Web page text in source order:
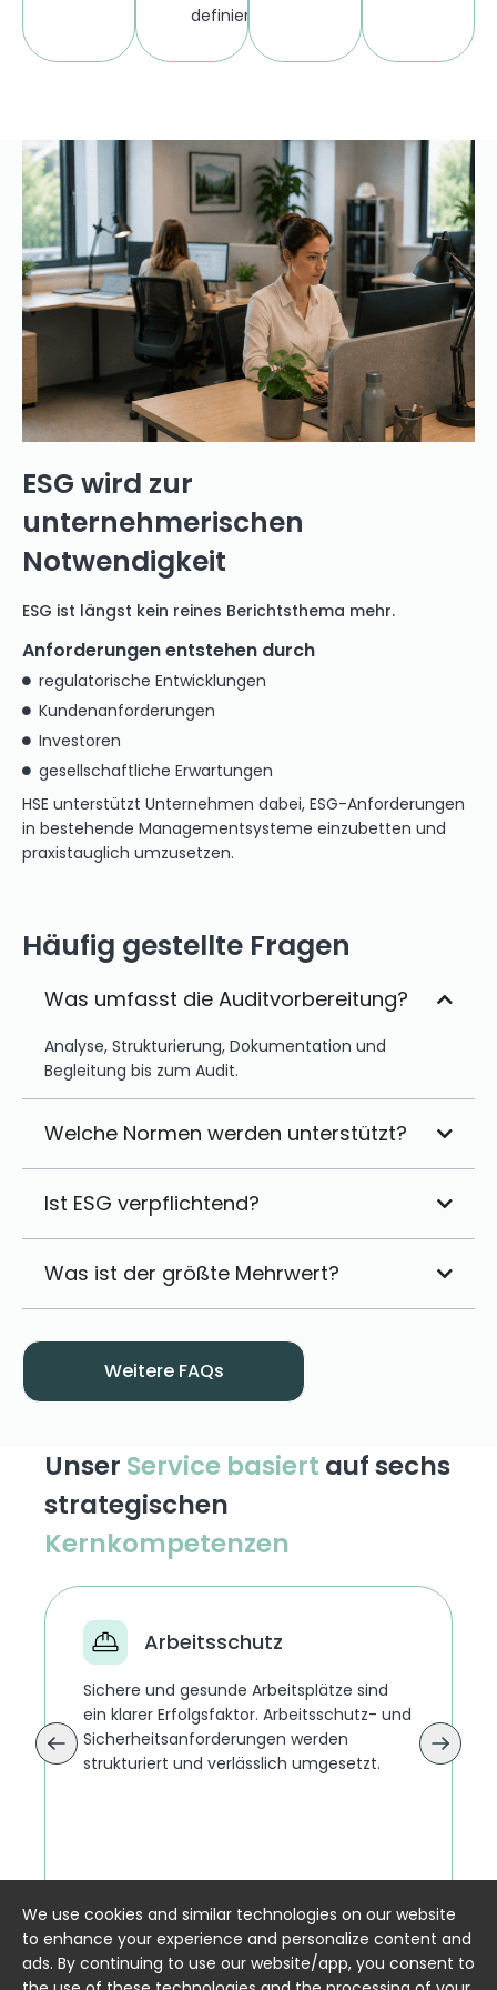
definieren
ESG wird zur
unternehmerischen
Notwendigkeit
ESG ist längst kein reines Berichtsthema mehr.
Anforderungen entstehen durch
regulatorische Entwicklungen
Kundenanforderungen
Investoren
gesellschaftliche Erwartungen
HSE unterstützt Unternehmen dabei, ESG-Anforderungen
in bestehende Managementsysteme einzubetten und
praxistauglich umzusetzen.
Häufig gestellte Fragen
Was umfasst die Auditvorbereitung?
Analyse, Strukturierung, Dokumentation und
Begleitung bis zum Audit.
Welche Normen werden unterstützt?
Ist ESG verpflichtend?
Was ist der größte Mehrwert?
Weitere FAQs
Unser Service basiert auf sechs
strategischen
Kernkompetenzen
Arbeitsschutz
Sichere und gesunde Arbeitsplätze sind
ein klarer Erfolgsfaktor. Arbeitsschutz- und
Sicherheitsanforderungen werden
strukturiert und verlässlich umgesetzt.
We use cookies and similar technologies on our website
to enhance your experience and personalize content and
ads. By continuing to use our website/app, you consent to